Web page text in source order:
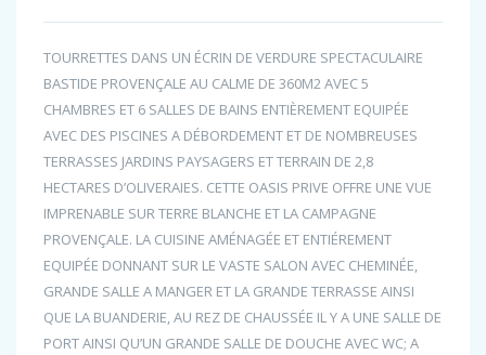
TOURRETTES DANS UN ÉCRIN DE VERDURE SPECTACULAIRE
BASTIDE PROVENÇALE AU CALME DE 360M2 AVEC 5
CHAMBRES ET 6 SALLES DE BAINS ENTIÈREMENT EQUIPÉE
AVEC DES PISCINES A DÉBORDEMENT ET DE NOMBREUSES
TERRASSES JARDINS PAYSAGERS ET TERRAIN DE 2,8
HECTARES D’OLIVERAIES. CETTE OASIS PRIVE OFFRE UNE VUE
IMPRENABLE SUR TERRE BLANCHE ET LA CAMPAGNE
PROVENÇALE. LA CUISINE AMÉNAGÉE ET ENTIÉREMENT
EQUIPÉE DONNANT SUR LE VASTE SALON AVEC CHEMINÉE,
GRANDE SALLE A MANGER ET LA GRANDE TERRASSE AINSI
QUE LA BUANDERIE, AU REZ DE CHAUSSÉE IL Y A UNE SALLE DE
PORT AINSI QU’UN GRANDE SALLE DE DOUCHE AVEC WC; A